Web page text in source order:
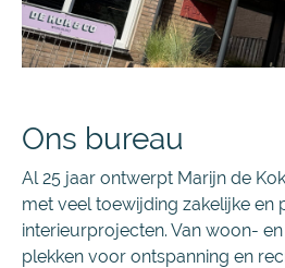
Ons bureau
Al 25 jaar ontwerpt Marijn de
met veel toewijding zakelijke en
interieurprojecten. Van woon-
plekken voor ontspanning en